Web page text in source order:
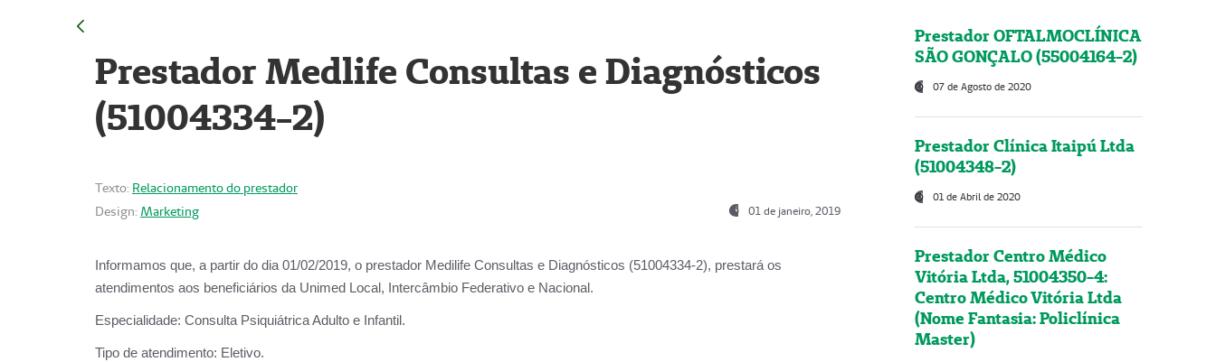
Prestador Medlife Consultas e Diagnósticos
(51004334-2)
Texto: Relacionamento do prestador
Design: Marketing 01 de janeiro, 2019
Informamos que, a partir do dia 01/02/2019, o prestador Medilife Consultas e Diagnósticos (51004334-2), prestará os
atendimentos aos beneficiários da Unimed Local, Intercâmbio Federativo e Nacional.
Especialidade: Consulta Psiquiátrica Adulto e Infantil.
Tipo de atendimento: Eletivo.
Prestador OFTALMOCLÍNICA
SÃO GONÇALO (55004164-2)
07 de Agosto de 2020
Prestador Clínica Itaipú Ltda
(51004348-2)
01 de Abril de 2020
Prestador Centro Médico
Vitória Ltda, 51004350-4:
Centro Médico Vitória Ltda
(Nome Fantasia: Policlínica
Master)